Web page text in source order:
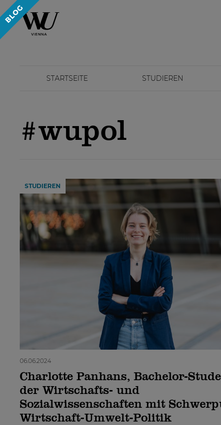
STARTSEITE STUDIEREN
#wupol
STUDIEREN
06.06.2024
Charlotte Panhans, Bachelor-
der Wirtschafts- und
Sozialwissenschaften mit
Wirtschaft-Umwelt-Politik